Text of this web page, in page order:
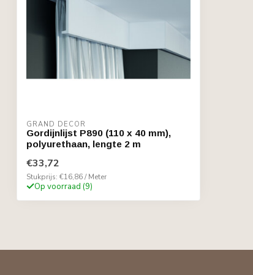
GRAND DECOR
Gordijnlijst P890 (110 x 40 mm),
polyurethaan, lengte 2 m
€33,72
Stukprijs: €16,86 / Meter
Op voorraad (9)